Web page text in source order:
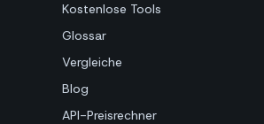
Kostenlose Tools
Glossar
Vergleiche
Blog
API-Preisrechner